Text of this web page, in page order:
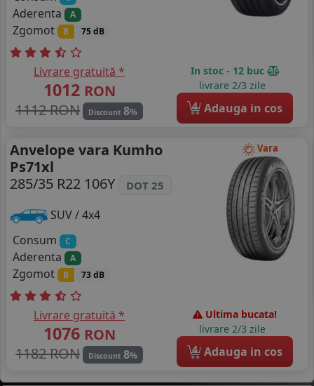
Aderenta A
Zgomot B 75 dB
Livrare gratuită *
1012 RON
1112 RON
Discount 8%
In stoc - 12 buc
livrare 2/3 zile
4 Adauga in cos
Vara
Anvelope vara Kumho
Ps71xl
285/35 R22 106Y
DOT 25
SUV / 4x4
Consum
C
Aderenta A
Zgomot B 73 dB
Livrare gratuită *
1076 RON
1182 RON
Discount 8%
Ultima bucata!
livrare 2/3 zile
4 Adauga in cos